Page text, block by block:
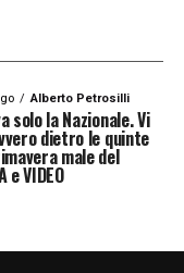
TOP NEWS
Alberto Petrosilli
solo la Nazionale. Vi
dietro le quinte
male del
e VIDEO